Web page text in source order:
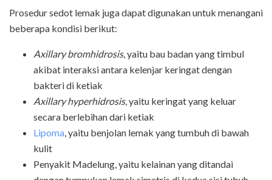
Prosedur sedot lemak juga dapat digunakan untuk menangani
beberapa kondisi berikut:
Axillary bromhidrosis, yaitu bau badan yang timbul
akibat interaksi antara kelenjar keringat dengan
bakteri di ketiak
Axillary hyperhidrosis, yaitu keringat yang keluar
secara berlebihan dari ketiak
Lipoma, yaitu benjolan lemak yang tumbuh di bawah
kulit
Penyakit Madelung, yaitu kelainan yang ditandai